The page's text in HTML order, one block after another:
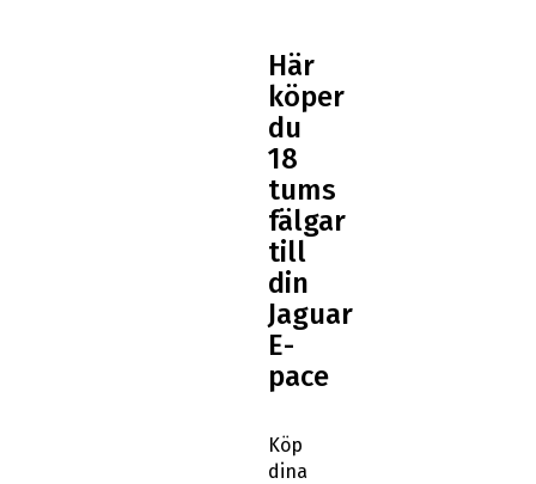
Här
köper
du
18
tums
fälgar
till
din
Jaguar
E-
pace
Köp
dina